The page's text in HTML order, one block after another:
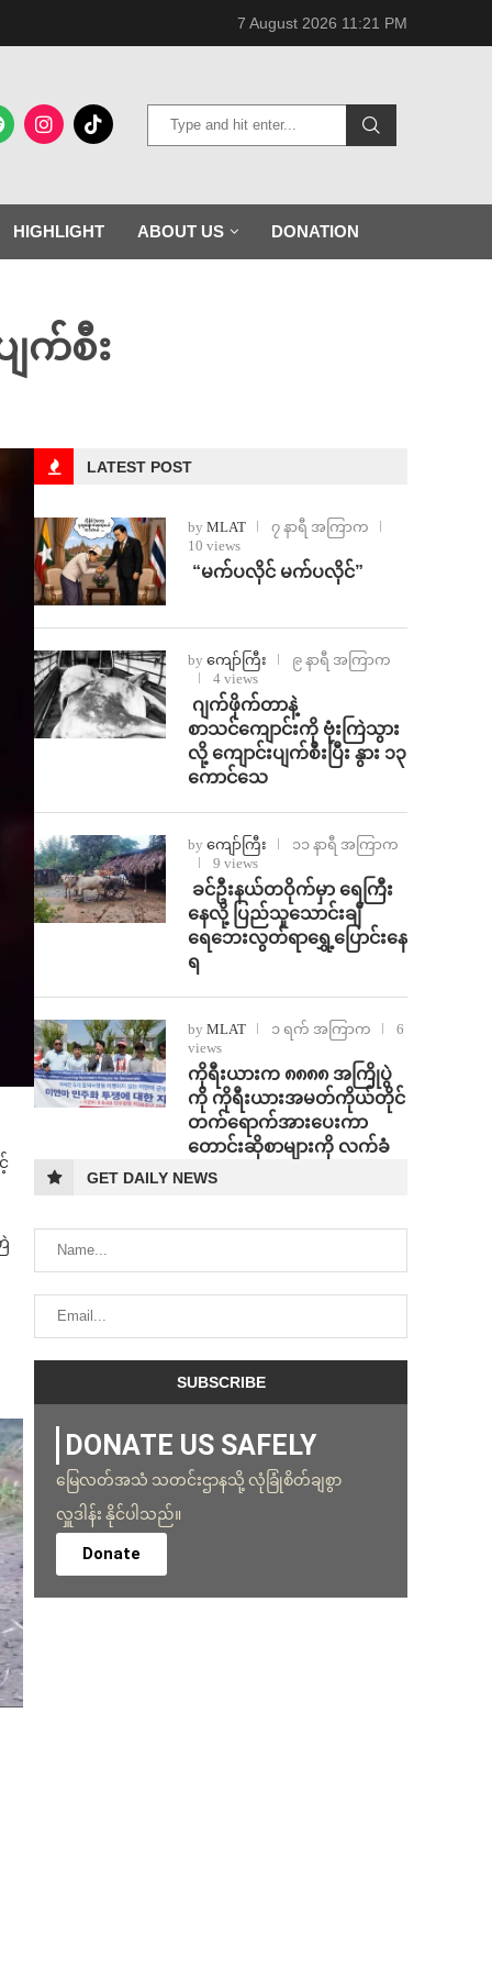
7 August 2026 11:21 PM
HIGHLIGHT ABOUT US DONATION
က်စီး
LATEST POST
by MLAT
၇ နာရီ အကြာက
10 views
⁨ ⁨“မက်ပလိုင် မက်ပလိုင်”
by ကျော်ကြီး
၉ နာရီ အကြာက
4 views
⁨⁩ ⁨ဂျက်ဖိုက်တာနဲ့
စာသင်ကျောင်းကို ဗုံးကြဲသွား
လို့ ကျောင်းပျက်စီးပြီး နွား ၁၃
ကောင်သေ
by ကျော်ကြီး
၁၁ နာရီ အကြာက
9 views
⁩ ⁨ခင်ဦးနယ်တဝိုက်မှာ ရေကြီး
နေလို့ ပြည်သူသောင်းချီ
ရေဘေးလွတ်ရာရွှေ့ပြောင်းနေ
ရ
by MLAT ၁ ရက် အကြာက
6
views
ကိုရီးယားက ၈၈၈၈ အကြိုပွဲ
ကို ကိုရီးယားအမတ်ကိုယ်တိုင်
တက်ရောက်အားပေးကာ
တောင်းဆိုစာများကို လက်ခံ
GET DAILY NEWS
DONATE US SAFELY
မြေလတ်အသံ သတင်းဌာနသို့ လုံခြုံစိတ်ချစွာ
လှူဒါန်း နိုင်ပါသည်။
Donate